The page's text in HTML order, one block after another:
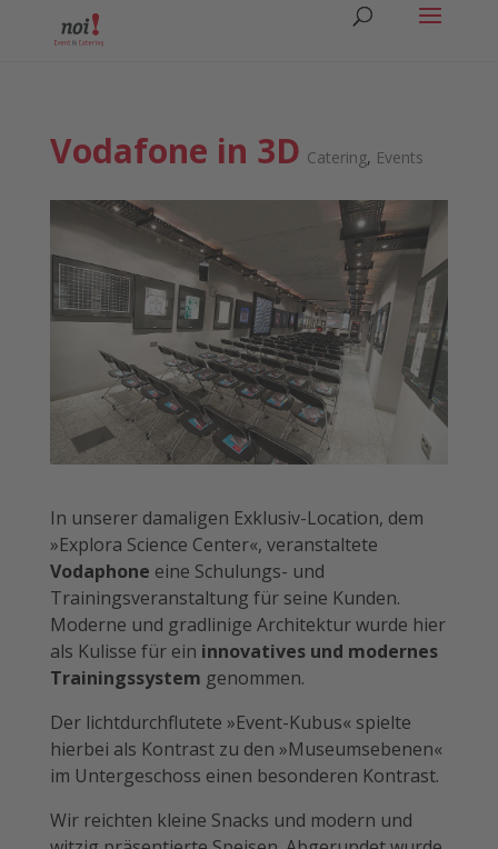
Vodafone in 3D Catering, Events
In unserer damaligen Exklusiv-Location, dem
»Explora Science Center«, veranstaltete
Vodaphone eine Schulungs- und
Trainingsveranstaltung für seine Kunden.
Moderne und gradlinige Architektur wurde hier
als Kulisse für ein innovatives und modernes
Trainingssystem genommen.
Der lichtdurchflutete »Event-Kubus« spielte
hierbei als Kontrast zu den »Museumsebenen«
im Untergeschoss einen besonderen Kontrast.
Wir reichten kleine Snacks und modern und